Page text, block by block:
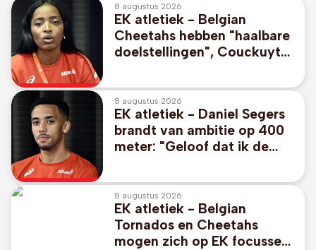
8 augustus 2026
EK atletiek - Belgian
Cheetahs hebben "haalbare
doelstellingen", Couckuyt
8 augustus 2026
EK atletiek - Daniel Segers
brandt van ambitie op 400
meter: "Geloof dat ik de
8 augustus 2026
EK atletiek - Belgian
Tornados en Cheetahs
mogen zich op EK focussen